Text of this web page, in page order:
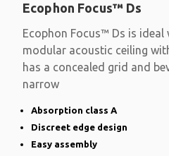
Ecophon Focus™ Ds
Ecophon Focus™ Ds is
modular acoustic ceiling
has a concealed grid and
narrow
Absorption class A
Discreet edge design
Easy assembly